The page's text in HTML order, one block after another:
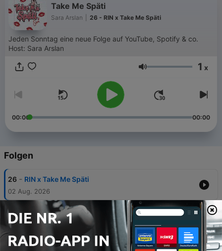
Take Me Späti
Sara Arslan 26 - RIN x Take Me Späti
Jeden Sonntag eine neue Folge auf YouTube, Spotify & co.
Host: Sara Arslan
Lautstärke 1 x
00:00 00:00
Folgen
26 - RIN x Take Me Späti
02 Aug. 2026
25 - KIARABABA x Take Me Späti
26 Jul. 2026
24 - Beslik x Take Me Späti